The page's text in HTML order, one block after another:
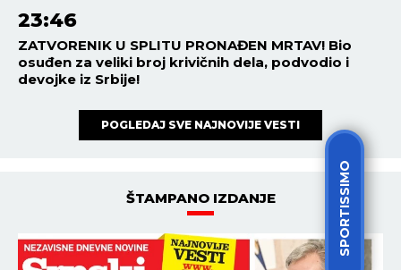
SPORTISSIMO
23:46
ZATVORENIK U SPLITU PRONAĐEN MRTAV! Bio
osuđen za veliki broj krivičnih dela, podvodio i
devojke iz Srbije!
POGLEDAJ SVE NAJNOVIJE VESTI
ŠTAMPANO IZDANJE